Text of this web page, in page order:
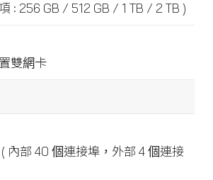
: 256 GB / 512 GB / 1 TB / 2 TB )
雙網卡
( 內部 40 個連接埠，外部 4 個連接